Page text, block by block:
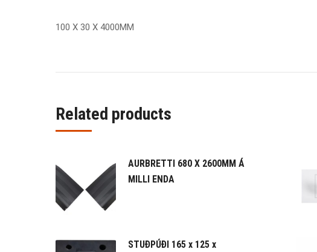
100 X 30 X 4000MM
Related products
AURBRETTI 680 X 2600MM Á
MILLI ENDA
STUÐPÚÐI 165 x 125 x